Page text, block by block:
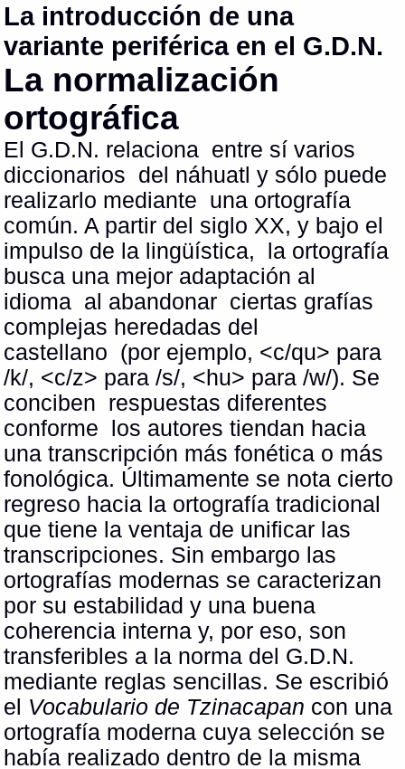
La introducción de una
variante periférica en el G.D.N.
La normalización
ortográfica
El G.D.N. relaciona entre sí varios
diccionarios del náhuatl y sólo puede
realizarlo mediante una ortografía
común. A partir del siglo XX, y bajo el
impulso de la lingüística, la ortografía
busca una mejor adaptación al
idioma al abandonar ciertas grafías
complejas heredadas del
castellano (por ejemplo, <c/qu> para
/k/, <c/z> para /s/, <hu> para /w/). Se
conciben respuestas diferentes
conforme los autores tiendan hacia
una transcripción más fonética o más
fonológica. Últimamente se nota cierto
regreso hacia la ortografía tradicional
que tiene la ventaja de unificar las
transcripciones. Sin embargo las
ortografías modernas se caracterizan
por su estabilidad y una buena
coherencia interna y, por eso, son
transferibles a la norma del G.D.N.
mediante reglas sencillas. Se escribió
el Vocabulario de Tzinacapan con una
ortografía moderna cuya selección se
había realizado dentro de la misma